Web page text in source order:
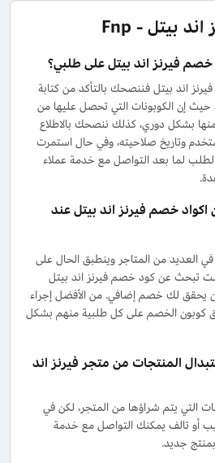
خصم فيرنز اند بيتل على طلبي؟
اند بيتل فننصحك بالتأكد من كتابة
إن الكوبونات التي تحصل عليها من
منها بشكل دوري، كذلك ننصحك بالاطلاع
وتاريخ صلاحيته، وفي حال استمرت
لما بعد التواصل مع خدمة عملاء
خصم فيرنز اند بيتل عند
العديد من المتاجر وينطبق الحال على
تبحث عن كود خصم فيرنز اند بيتل
يحقق لك خصم إضافي. من الأفضل إجراء
كوبون الخصم على كل طلبية منهم بشكل
المنتجات من متجر فيرنز اند
التي يتم شراؤها من المتجر، لكن في
أو تالف يمكنك التواصل مع خدمة
جديد.